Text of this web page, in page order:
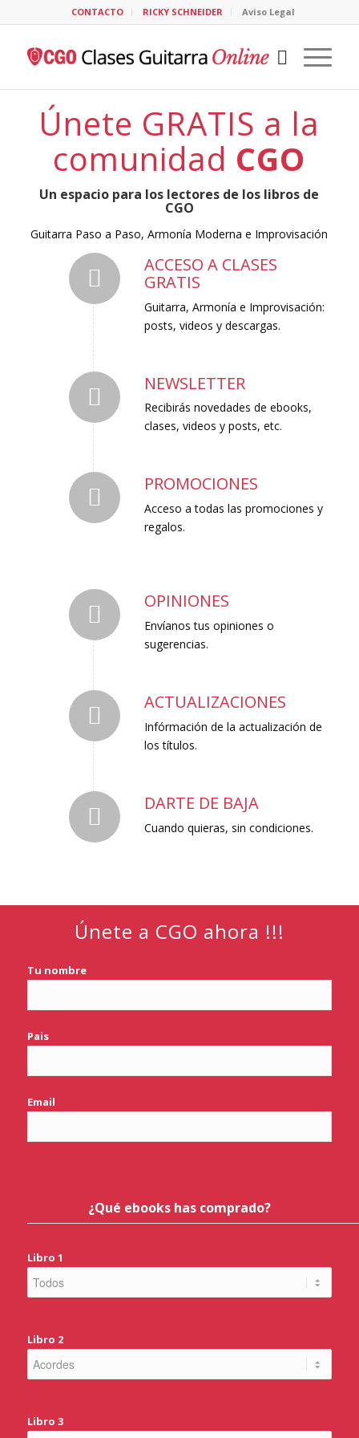
CONTACTO RICKY SCHNEIDER Aviso Legal
Únete GRATIS a la
comunidad CGO
Un espacio para los lectores de los libros de
CGO
Guitarra Paso a Paso, Armonía Moderna e Improvisación
ACCESO A CLASES
GRATIS
Guitarra, Armonía e Improvisación:
posts, videos y descargas.
NEWSLETTER
Recibirás novedades de ebooks,
clases, videos y posts, etc.
PROMOCIONES
Acceso a todas las promociones y
regalos.
OPINIONES
Envíanos tus opiniones o
sugerencias.
ACTUALIZACIONES
Infórmación de la actualización de
los títulos.
DARTE DE BAJA
Cuando quieras, sin condiciones.
Únete a CGO ahora !!!
Tu nombre
Pais
Email
¿Qué ebooks has comprado?
Libro 1
Libro 2
Libro 3